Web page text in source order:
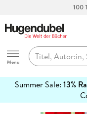
100
Hugendubel
Menu
Summer Sale: 13%
erfahren